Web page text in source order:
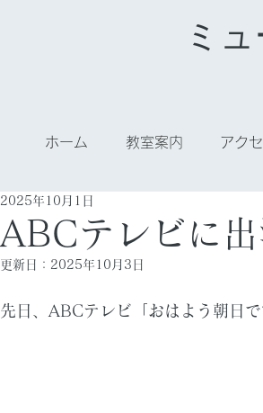
ミ
ホーム 教室案内 アクセ
ABCテレビに
2025年10月1日
更新日： 2025年10月3日
先日、ABCテレビ「おはよう朝日